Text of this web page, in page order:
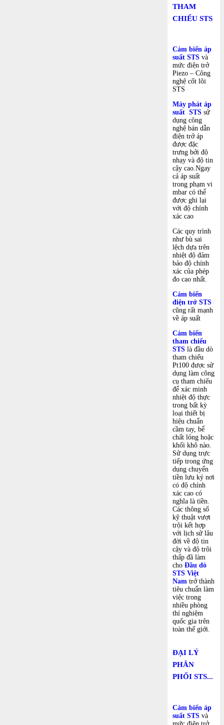
THAM
CHIẾU STS
Cảm biến áp
suất STS và
mức điện trở
Piezo – Công
nghệ cốt lõi
STS
Máy phát áp
suất STS sử
dụng công
nghệ bán dẫn
điện trở áp
được đặc
trưng bởi độ
nhạy và độ tin
cậy cao.Ngay
cả áp suất
trong phạm vi
mbar có thể
được ghi lại
với độ chính
xác cao
Các quy trình
như bù sai
lệch dựa trên
nhiệt độ đảm
bảo độ chính
xác của phép
đo cao nhất.
Cảm biến
điện trở STS
cũng rất mạnh
về áp suất
Cảm biến
tham chiếu
STS là đầu dò
tham chiếu
Pt100 được sử
dụng làm công
cụ tham chiếu
để xác minh
nhiệt độ thực
trong bất kỳ
loại thiết bị
hiệu chuẩn
cầm tay, bể
chất lỏng hoặc
khối khô nào.
Sử dụng trực
tiếp trong ứng
dụng chuyển
tiền lưu ký nơi
có độ chính
xác cao có
nghĩa là tiền.
Các thông số
kỹ thuật vượt
trội kết hợp
với lịch sử lâu
đời về độ tin
cậy và độ trôi
thấp đã làm
cho Đầu dò
STS Việt
Nam trở thành
tiêu chuẩn làm
việc trong
nhiều phòng
thí nghiệm
quốc gia trên
toàn thế giới.
ĐẠI LÝ
PHÂN
PHỐI STS...
Cảm biến áp
suất STS và